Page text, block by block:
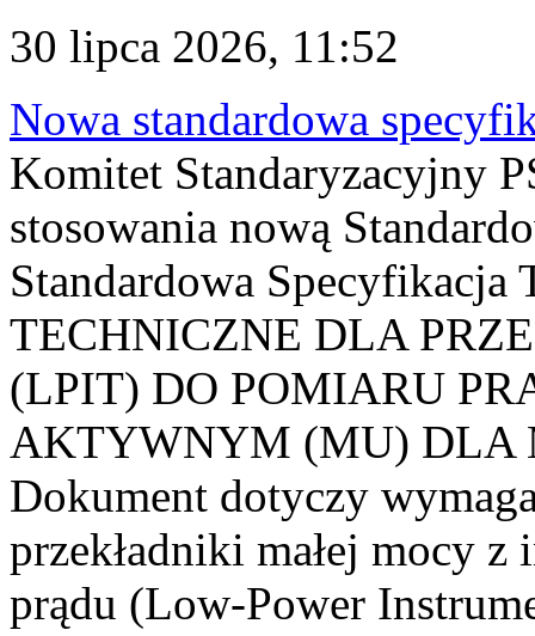
30 lipca 2026, 11:52
Nowa standardowa
Komitet Standaryzacyjny
stosowania nową
Standardowa
TECHNICZNE DLA
(LPIT) DO POMIARU
AKTYWNYM (MU) DLA
Dokument dotyczy
przekładniki małej mocy
prądu (Low-Power